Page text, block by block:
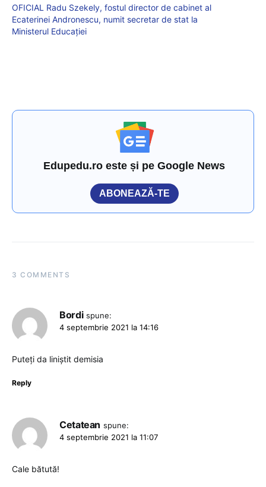
OFICIAL Radu Szekely, fostul director de cabinet al
Ecaterinei Andronescu, numit secretar de stat la
Ministerul Educației
Edupedu.ro este și pe Google News
ABONEAZĂ-TE
3 COMMENTS
Bordi spune:
4 septembrie 2021 la 14:16
Puteți da liniștit demisia
Reply
Cetatean spune:
4 septembrie 2021 la 11:07
Cale bătută!